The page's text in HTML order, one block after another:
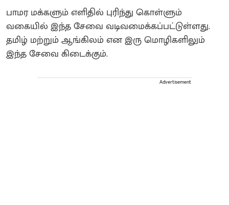
பாமர மக்களும் எளிதில் புரிந்து கொள்ளும்
வகையில் இந்த சேவை வடிவமைக்கப்பட்டுள்ளது.
தமிழ் மற்றும் ஆங்கிலம் என இரு மொழிகளிலும்
இந்த சேவை கிடைக்கும்.
Advertisement